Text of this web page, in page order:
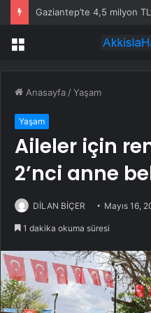
Gaziantep’te 4,5 milyon
Menü
Anasayfa /Yaşam
Yaşam
Aileler için
2’nci anne
DİLAN BİÇER Mayıs 16,
1 dakika okuma süresi